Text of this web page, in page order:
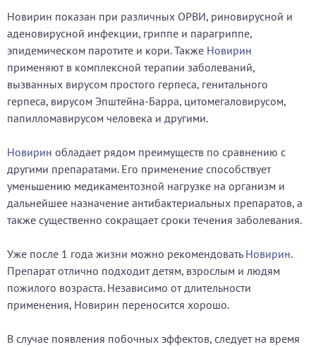
Новирин показан при различных ОРВИ, риновирусной и
аденовирусной инфекции, гриппе и парагриппе,
эпидемическом паротите и кори. Также Новирин
применяют в комплексной терапии заболеваний,
вызванных вирусом простого герпеса, генитального
герпеса, вирусом Эпштейна-Барра, цитомегаловирусом,
папилломавирусом человека и другими.
Новирин обладает рядом преимуществ по сравнению с
другими препаратами. Его применение способствует
уменьшению медикаментозной нагрузке на организм и
дальнейшее назначение антибактериальных препаратов, а
также существенно сокращает сроки течения заболевания.
Уже после 1 года жизни можно рекомендовать Новирин.
Препарат отлично подходит детям, взрослым и людям
пожилого возраста. Независимо от длительности
применения, Новирин переносится хорошо.
В случае появления побочных эффектов, следует на время